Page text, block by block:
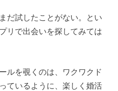
だ試したことがない。とい
リで出会いを探してみては
ルを覗くのは、ワクワクド
ているように、楽しく婚活